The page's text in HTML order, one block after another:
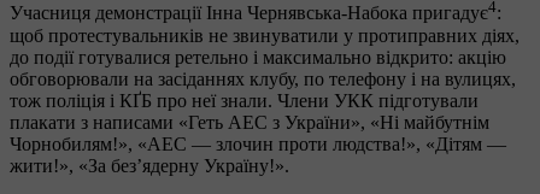
Учасниця демонстрації Інна Чернявська-Набока пригадує4:
щоб протестувальників не звинуватили у протиправних діях,
до події готувалися ретельно і максимально відкрито: акцію
обговорювали на засіданнях клубу, по телефону і на вулицях,
тож поліція і КҐБ про неї знали. Члени УКК підготували
плакати з написами «Геть АЕС з України», «Ні майбутнім
Чорнобилям!», «АЕС — злочин проти людства!», «Дітям —
жити!», «За без’ядерну Україну!».